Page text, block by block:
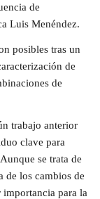
de
Luis Menéndez.
posibles tras un
de
de
trabajo anterior
clave para
se trata de
de los cambios de
para la